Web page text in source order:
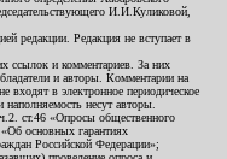
И.И.Куликовой,
редакции. Редакция не вступает в
ссылок и комментариев. За них
и авторы. Комментарии на
в электронное периодическое
несут авторы.
ст.46 «Опросы общественного
основных гарантиях
Российской Федерации»;